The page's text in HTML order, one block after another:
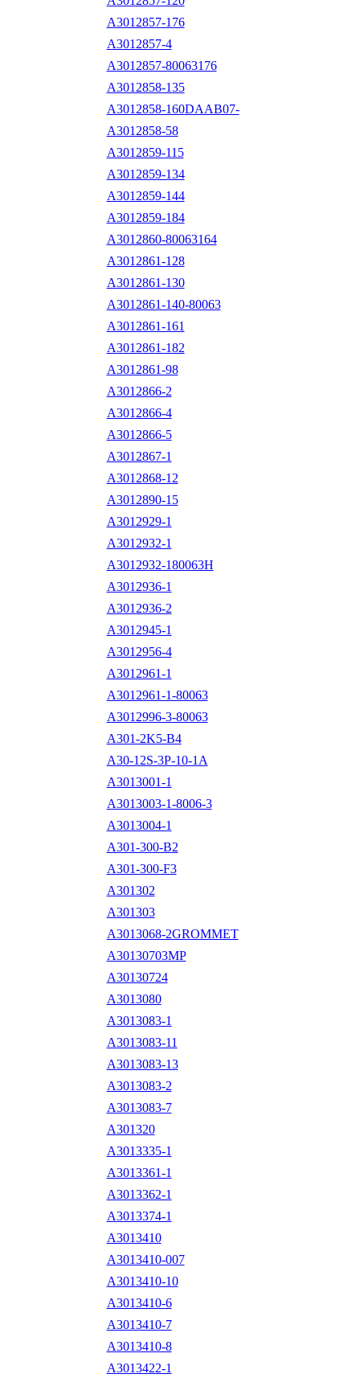
A3012857-176
A3012857-4
A3012857-80063176
A3012858-135
A3012858-160DAAB07-
A3012858-58
A3012859-115
A3012859-134
A3012859-144
A3012859-184
A3012860-80063164
A3012861-128
A3012861-130
A3012861-140-80063
A3012861-161
A3012861-182
A3012861-98
A3012866-2
A3012866-4
A3012866-5
A3012867-1
A3012868-12
A3012890-15
A3012929-1
A3012932-1
A3012932-180063H
A3012936-1
A3012936-2
A3012945-1
A3012956-4
A3012961-1
A3012961-1-80063
A3012996-3-80063
A301-2K5-B4
A30-12S-3P-10-1A
A3013001-1
A3013003-1-8006-3
A3013004-1
A301-300-B2
A301-300-F3
A301302
A301303
A3013068-2GROMMET
A30130703MP
A30130724
A3013080
A3013083-1
A3013083-11
A3013083-13
A3013083-2
A3013083-7
A301320
A3013335-1
A3013361-1
A3013362-1
A3013374-1
A3013410
A3013410-007
A3013410-10
A3013410-6
A3013410-7
A3013410-8
A3013422-1